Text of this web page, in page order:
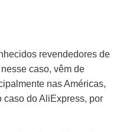
revendedores de
caso, vêm de
nas Américas,
caso do AliExpress, por